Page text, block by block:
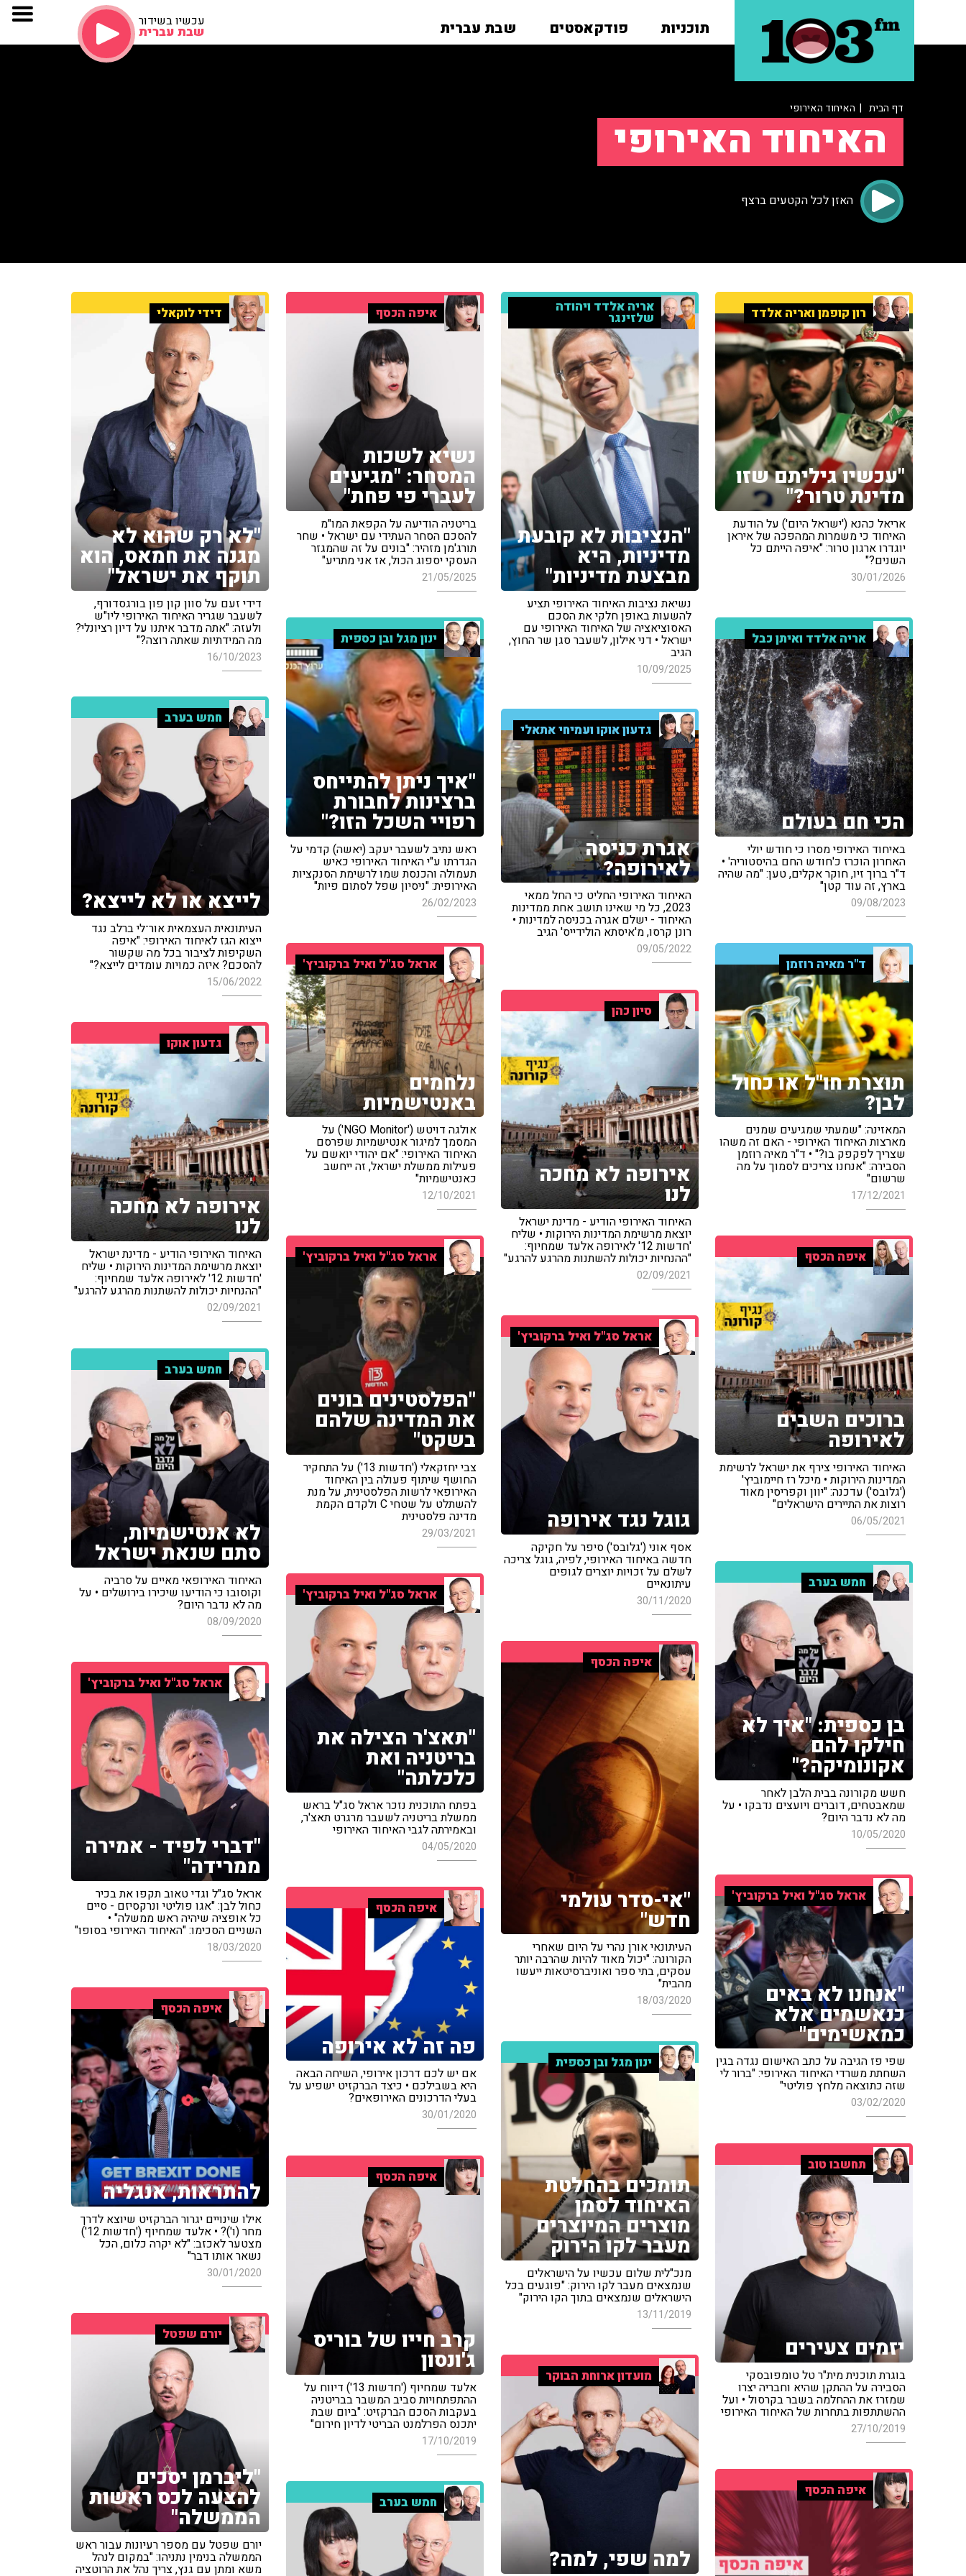
תוכניות פודקאסטים שבת עברית עכשיו בשידור
שבת עברית
דף הבית | האיחוד האירופי
האיחוד האירופי
האזן לכל הקטעים ברצף
רון קופמן ואריה אלדד
"עכשיו גיליתם שזו
מדינת טרור?"
אריאל כהנא ('ישראל היום') על הודעת
האיחוד כי משמרות המהפכה של איראן
יוגדרו ארגון טרור: "איפה הייתם כל
השנים?"
30/01/2026
אריה אלדד ויהודה
שלזינגר
"הנציבות לא קובעת
מדיניות, היא
מבצעת מדיניות"
נשיאת נציבות האיחוד האירופי תציע
להשעות באופן חלקי את הסכם
האסוציאציה של האיחוד האירופי עם
ישראל • דני אילון, לשעבר סגן שר החוץ,
הגיב
10/09/2025
איפה הכסף
נשיא לשכות
המסחר: "מגיעים
לעברי פי פחת"
בריטניה הודיעה על הקפאת המו"מ
להסכם הסחר העתידי עם ישראל • שחר
תורג'מן מזהיר: "בונים על זה שהמגזר
העסקי יספוג הכול, אז אני מתריע"
21/05/2025
דידי לוקאלי
"לא רק שהוא לא
מגנה את חמאס, הוא
תוקף את ישראל"
דידי זעם על סוון קון פון בורגסדורף,
לשעבר שגריר האיחוד האירופי ליו"ש
ולעזה: "אתה מדבר איתנו על דיון רציונלי?
מה המידתיות שאתה רוצה?"
16/10/2023
אריה אלדד ואיתן כבל
הכי חם בעולם
באיחוד האירופי מסרו כי חודש יולי
האחרון הוכרז כ'חודש החם בהיסטוריה' •
ד"ר ברוך זיו, חוקר אקלים, טען: "מה שהיה
בארץ, זה עוד קטן"
09/08/2023
ינון מגל ובן כספית
"איך ניתן להתייחס
ברצינות לחבורת
רפויי השכל הזו?"
ראש נתיב לשעבר יעקב (יאשה) קדמי על
הגדרתו ע"י האיחוד האירופי כאיש
תעמולה והכנסת שמו לרשימת הסנקציות
האירופית: "ניסיון שפל לסתום פיות"
26/02/2023
חמש בערב
לייצא או לא לייצא?
העיתונאית העצמאית אור־לי ברלב נגד
ייצוא הגז לאיחוד האירופי: "איפה
השקיפות לציבור בכל מה שקשור
להסכם? איזה כמויות עומדים לייצא?"
15/06/2022
גדעון אוקו ועמיחי אתאלי
אגרת כניסה
לאירופה?
האיחוד האירופי החליט כי החל ממאי
2023, כל מי שאינו תושב אחת ממדינות
האיחוד - ישלם אגרה בכניסה למדינות •
רונן קרסו, מ'איסתא הולידייס' הגיב
09/05/2022
ד"ר מאיה רוזמן
תוצרת חו"ל או כחול
לבן?
המאזינה: "שמעתי שמגיעים שמנים
מארצות האיחוד האירופי - האם זה משהו
שצריך לפקפק בו?" • ד"ר מאיה רוזמן
הסבירה: "אנחנו צריכים לסמוך על מה
שרשום"
17/12/2021
אראל סג"ל ואיל ברקוביץ'
נלחמים
באנטישמיות
אולגה דויטש ('NGO Monitor') על
המסמך למיגור אנטישמיות שפרסם
האיחוד האירופי: "אם יהודי יואשם על
פעילות ממשלת ישראל, זה ייחשב
כאנטישמיות"
12/10/2021
סיון כהן
אירופה לא מחכה
לנו
האיחוד האירופי הודיע - מדינת ישראל
יוצאת מרשימת המדינות הירוקות • שליח
'חדשות 12' לאירופה אלעד שמחיוף:
"ההנחיות יכולות להשתנות מהרגע להרגע"
02/09/2021
גדעון אוקו
אירופה לא מחכה
לנו
האיחוד האירופי הודיע - מדינת ישראל
יוצאת מרשימת המדינות הירוקות • שליח
'חדשות 12' לאירופה אלעד שמחיוף:
"ההנחיות יכולות להשתנות מהרגע להרגע"
02/09/2021
איפה הכסף
ברוכים השבים
לאירופה
האיחוד האירופי צירף את ישראל לרשימת
המדינות הירוקות • מיכל רז חיימוביץ'
('גלובס') עדכנה: "יוון וקפריסין מאוד
רוצות את התיירים הישראלים"
06/05/2021
אראל סג"ל ואיל ברקוביץ'
"הפלסטינים בונים
את המדינה שלהם
בשקט"
צבי יחזקאלי ('חדשות 13') על התחקיר
החושף שיתוף פעולה בין האיחוד
האירופאי לרשות הפלסטינית, על מנת
להשתלט על שטחי C ולקדם הקמת
מדינה פלסטינית
29/03/2021
אראל סג"ל ואיל ברקוביץ'
גוגל נגד אירופה
אסף אוני ('גלובס') סיפר על חקיקה
חדשה באיחוד האירופי, לפיה, גוגל צריכה
לשלם על זכויות יוצרים לגופים
עיתונאיים
30/11/2020
חמש בערב
לא אנטישמיות,
סתם שנאת ישראל
האיחוד האירופאי מאיים על סרביה
וקוסובו כי הודיעו שיכירו בירושלים • על
מה לא נדבר היום?
08/09/2020
חמש בערב
בן כספית: "איך לא
חילקו להם
אקונומיקה?"
חשש מקורונה בבית הלבן לאחר
שמאבטחים, דוברים ויועצים נדבקו • על
מה לא נדבר היום?
10/05/2020
אראל סג"ל ואיל ברקוביץ'
"תאצ'ר הצילה את
בריטניה ואת
כלכלתה"
בפתח התוכנית נזכר אראל סג"ל בראש
ממשלת בריטניה לשעבר מרגרט תאצ'ר,
ובאמירתה לגבי האיחוד האירופי
04/05/2020
איפה הכסף
"אי-סדר עולמי
חדש"
העיתונאי אורן נהרי על היום שאחרי
הקורונה: "יכול מאוד להיות שהרבה יותר
עסקים, בתי ספר ואוניברסיטאות ייעשו
מהבית"
18/03/2020
אראל סג"ל ואיל ברקוביץ'
"דברי לפיד - אמירה
ממרידה"
אראל סג"ל וגדי טאוב תקפו את בכיר
כחול לבן: "אגו פוליטי ונרקסיזם - סיים
כל אופציה שיהיה ראש ממשלה" •
השניים הסכימו: "האיחוד האירופי בסופו"
18/03/2020
אראל סג"ל ואיל ברקוביץ'
"אנחנו לא באים
כנאשמים אלא
כמאשימים"
שפי פז הגיבה על כתב האישום נגדה בגין
השחתת משרדי האיחוד האירופי: "ברור לי
שזה כתוצאה מלחץ פוליטי"
03/02/2020
איפה הכסף
פה זה לא אירופה
אם יש לכם דרכון אירופי, השיחה הבאה
היא בשבילכם • כיצד הברקזיט ישפיע על
בעלי הדרכונים האירופאים?
30/01/2020
איפה הכסף
להתראות, אנגליה
אילו שינויים יגרור הברקזיט שיוצא לדרך
מחר (ו')? • אלעד שמחיוף ('חדשות 12')
מצטער לאכזב: "לא יקרה כלום, הכל
נשאר אותו דבר"
30/01/2020
ינון מגל ובן כספית
תומכים בהחלטת
האיחוד לסמן
מוצרים המיוצרים
מעבר לקו הירוק
מנכ"לית שלום עכשיו על הישראלים
שנמצאים מעבר לקו הירוק: "פוגעים בכל
הישראלים שנמצאים בתוך הקו הירוק"
13/11/2019
תחשבו טוב
יזמים צעירים
בוגרת תוכנית מית"ר טל טומפובסקי
הסבירה על ההתקן שהיא וחבריה יצרו
שמזרז את ההחלמה בשבר בקרסול • ועל
ההשתתפות בתחרות של האיחוד האירופי
27/10/2019
איפה הכסף
קרב חייו של בוריס
ג'ונסון
אלעד שמחיוף ('חדשות 13') דיווח על
ההתפתחויות סביב המשבר בבריטניה
בעקבות הסכם הברקזיט: "ביום שבת
יתכנס הפרלמנט הבריטי לדיון חירום"
17/10/2019
יורם שפטל
"ליברמן יסכים
להצעה לכס ראשות
הממשלה"
יורם שפטל עם מספר רעיונות עבור ראש
הממשלה בנימין נתניהו: "במקום לנהל
משא ומתן עם גנץ, צריך נהל את הרוטציה
מועדון ארוחת הבוקר
למה שפי, למה?
איפה הכסף
חמש בערב